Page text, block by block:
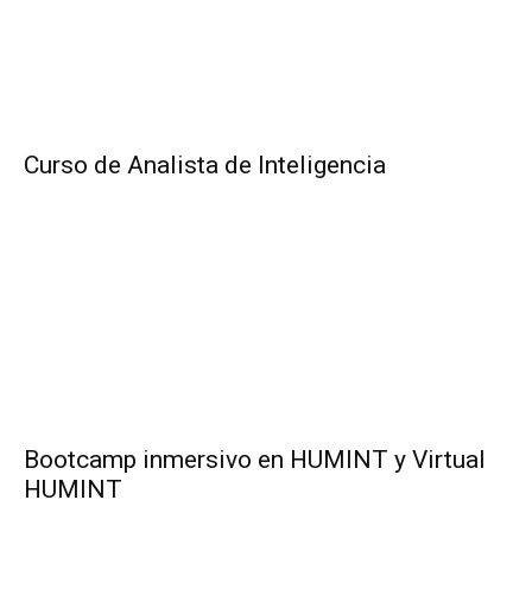
Curso de Analista de Inteligencia
Bootcamp inmersivo en HUMINT y Virtual
HUMINT